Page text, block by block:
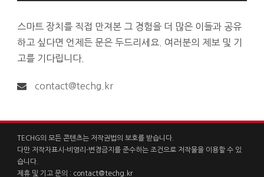
스마트 장치를 직접 만져본 그 경험을 더 많은 이들과 공유
하고 싶다면 언제든 문은 두드리세요. 여러분의 제보 및 기
고를 기다립니다.
contact@techg.kr
TECHG의 모든 콘텐츠는 저작권법의 보호를 받습니다.
다만 저작자표시-비영리-변경금지를 준수하는 조건으로 저작물을 이용할 수 있
습니다.
제휴 및 기고 문의 : contact@techg.kr